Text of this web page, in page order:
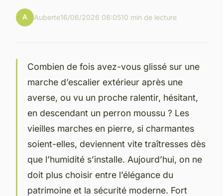
A Auberte16/06/2026 08:0510 min de lecture
Combien de fois avez-vous glissé sur une
marche d’escalier extérieur après une
averse, ou vu un proche ralentir, hésitant,
en descendant un perron moussu ? Les
vieilles marches en pierre, si charmantes
soient-elles, deviennent vite traîtresses dès
que l’humidité s’installe. Aujourd’hui, on ne
doit plus choisir entre l’élégance du
patrimoine et la sécurité moderne. Fort